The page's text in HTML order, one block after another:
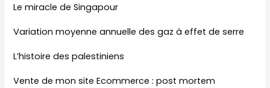
Le miracle de Singapour
Variation moyenne annuelle des gaz à effet de serre
L’histoire des palestiniens
Vente de mon site Ecommerce : post mortem